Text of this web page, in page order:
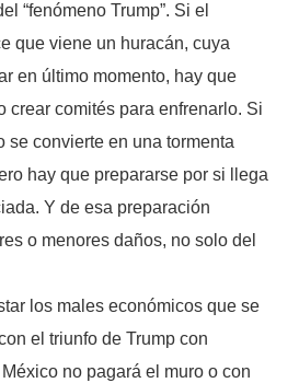
“fenómeno Trump”. Si el
que viene un huracán, cuya
en último momento, hay que
crear comités para enfrenarlo. Si
se convierte en una tormenta
hay que prepararse por si llega
Y de esa preparación
o menores daños, no solo del
los males económicos que se
el triunfo de Trump con
no pagará el muro o con